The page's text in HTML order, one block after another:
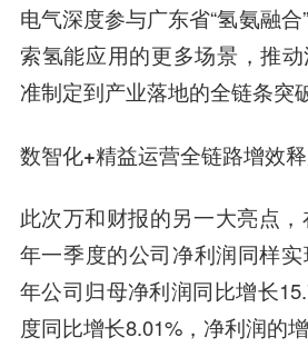
电气深度参与广东省“氢氨融
索氢能应用的更多场景，推
准制定到产业落地的全链条突破
数智化+精益运营全链路增效
此次万和财报的另一大亮点，
年一季度的公司净利润同样
年公司归母净利润同比增长
度同比增长8.01%，净利润的